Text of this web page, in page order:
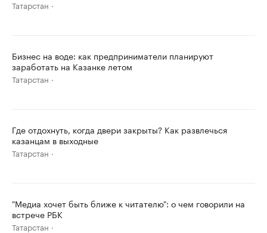
Татарстан
Бизнес на воде: как предприниматели планируют
заработать на Казанке летом
Татарстан
Где отдохнуть, когда двери закрыты? Как развлечься
казанцам в выходные
Татарстан
"Медиа хочет быть ближе к читателю": о чем говорили на
встрече РБК
Татарстан